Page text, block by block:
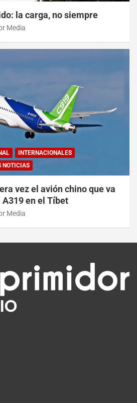
la carga, no siempre
Media
INTERNACIONALES
NOTICIAS
vez el avión chino que va
en el Tíbet
Media